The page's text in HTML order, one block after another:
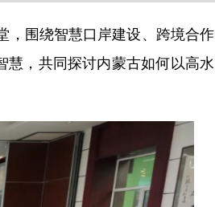
围绕智慧口岸建设、跨境合作
慧，共同探讨内蒙古如何以高水